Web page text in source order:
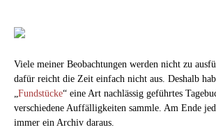
Viele meiner Beobachtungen werden nicht zu
dafür reicht die Zeit einfach nicht aus. Deshalb
„Fundstücke“ eine Art nachlässig geführtes
verschiedene Auffälligkeiten sammle. Am Ende
immer ein Archiv daraus.